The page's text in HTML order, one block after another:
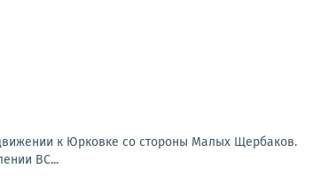
к Юрковке со стороны Малых Щербаков.
ВС...